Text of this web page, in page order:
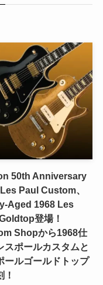
50th Anniversary
Paul Custom、
Aged 1968 Les
登場！
Shopから1968仕
スポールカスタムと
ールゴールドトップ
！